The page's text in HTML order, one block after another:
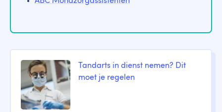
Tandarts in dienst nemen? Dit
moet je regelen